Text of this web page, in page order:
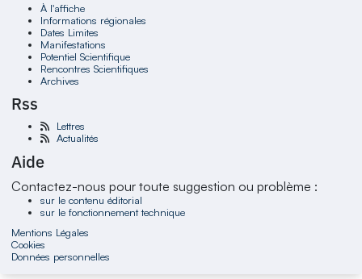
À l'affiche
Informations régionales
Dates Limites
Manifestations
Potentiel Scientifique
Rencontres Scientifiques
Archives
Rss
Lettres
Actualités
Aide
Contactez-nous pour toute suggestion ou problème :
sur le contenu éditorial
sur le fonctionnement technique
Mentions Légales
Cookies
Données personnelles